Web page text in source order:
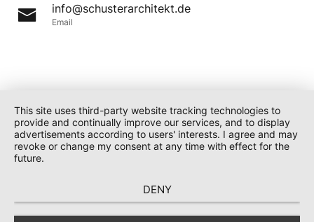
info@schusterarchitekt.de
Email
This site uses third-party website tracking technologies to
provide and continually improve our services, and to display
advertisements according to users' interests. I agree and may
revoke or change my consent at any time with effect for the
future.
DENY